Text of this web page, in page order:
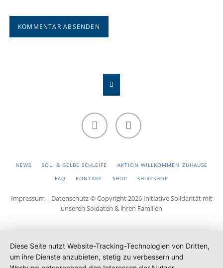
KOMMENTAR ABSENDEN
NAVIGATION
NEWS SOLI & GELBE SCHLEIFE
AKTION WILLKOMMEN ZUHAUSE
FAQ
KONTAKT SHOP SHIRTSHOP
Impressum | Datenschutz© Copyright 2026 Initiative Solidarität mit
unseren Soldaten & ihren Familien
Diese Seite nutzt Website-Tracking-Technologien von Dritten,
um ihre Dienste anzubieten, stetig zu verbessern und